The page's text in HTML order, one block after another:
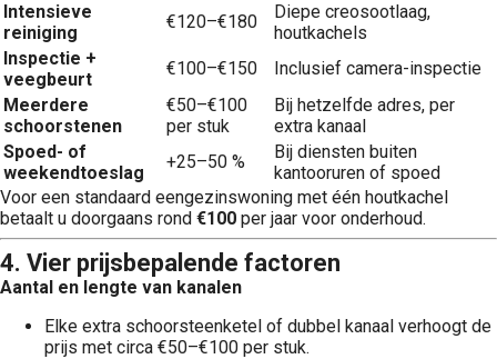
Intensieve
reiniging
€120–€180
Diepe creosootlaag,
houtkachels
Inspectie +
veegbeurt
€100–€150
Inclusief camera-inspectie
Meerdere
schoorstenen
€50–€100
per stuk
Bij hetzelfde adres, per
extra kanaal
Spoed- of
weekendtoeslag
+25–50 %
Bij diensten buiten
kantooruren of spoed
Voor een standaard eengezinswoning met één houtkachel
betaalt u doorgaans rond €100 per jaar voor onderhoud.
4. Vier prijsbepalende factoren
Aantal en lengte van kanalen
Elke extra schoorsteenketel of dubbel kanaal verhoogt de
prijs met circa €50–€100 per stuk.